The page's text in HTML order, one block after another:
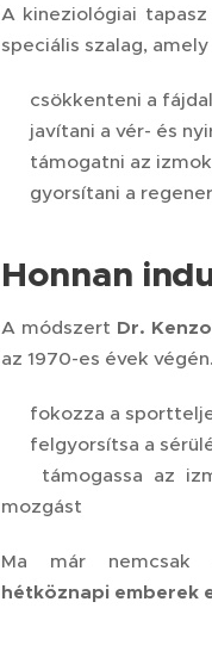
A kineziológiai
speciális szalag,
✔️ csökkenteni a
✔️ javítani a vér- és
✔️ támogatni az
✔️ gyorsítani a
Honnan
A módszert Dr.
az 1970-es évek
👉 fokozza a
👉 felgyorsítsa a
👉 támogassa az
mozgást
Ma már nemcsak
hétköznapi emberek